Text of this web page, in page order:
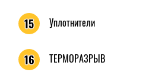
15 Уплотнители
16 ТЕРМОРАЗРЫВ